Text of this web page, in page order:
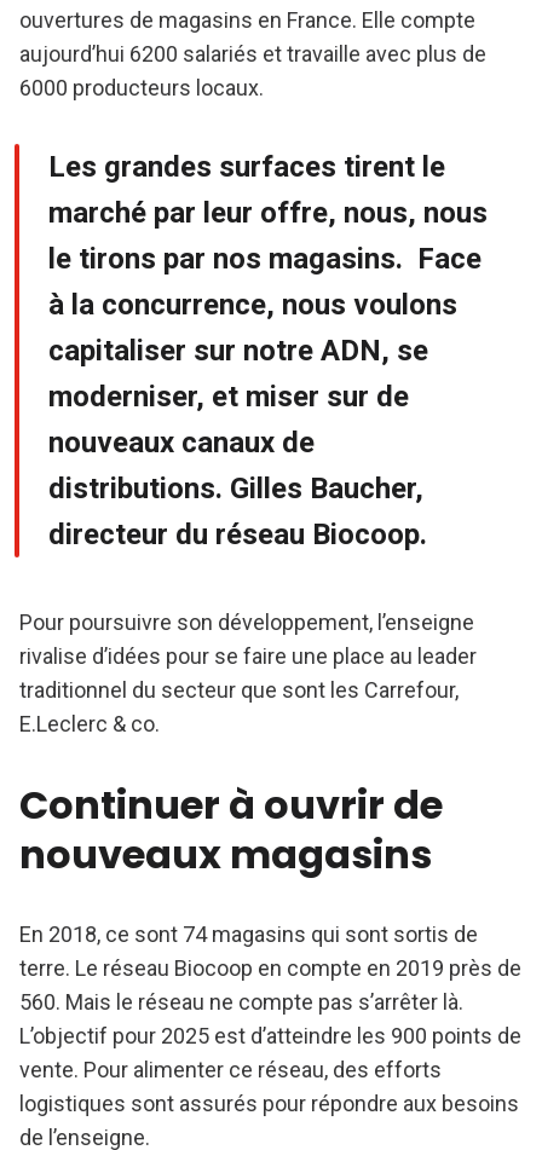
ouvertures de magasins en France. Elle compte
aujourd’hui 6200 salariés et travaille avec plus de
6000 producteurs locaux.
Les grandes surfaces tirent le
marché par leur offre, nous, nous
le tirons par nos magasins. Face
à la concurrence, nous voulons
capitaliser sur notre ADN, se
moderniser, et miser sur de
nouveaux canaux de
distributions. Gilles Baucher,
directeur du réseau Biocoop.
Pour poursuivre son développement, l’enseigne
rivalise d’idées pour se faire une place au leader
traditionnel du secteur que sont les Carrefour,
E.Leclerc & co.
Continuer à ouvrir de
nouveaux magasins
En 2018, ce sont 74 magasins qui sont sortis de
terre. Le réseau Biocoop en compte en 2019 près de
560. Mais le réseau ne compte pas s’arrêter là.
L’objectif pour 2025 est d’atteindre les 900 points de
vente. Pour alimenter ce réseau, des efforts
logistiques sont assurés pour répondre aux besoins
de l’enseigne.